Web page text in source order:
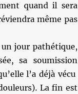
quand il sera
même pas
jour pathétique,
sa soumission
l’a déjà vécu
La fin est